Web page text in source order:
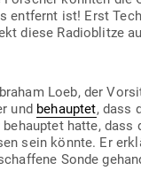
ent­fernt ist! Erst
diese Radio­blitze
Loeb, der
und behauptet, dass
behauptet hatte,
sein könnte. Er
Sonde